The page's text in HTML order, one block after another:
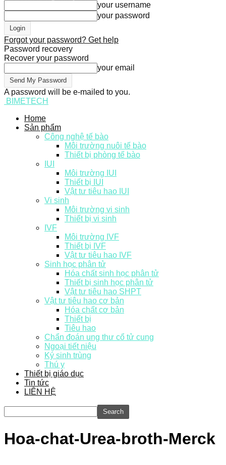
your username
your password
Forgot your password? Get help
Password recovery
Recover your password
your email
A password will be e-mailed to you.
BIMETECH
Home
Sản phẩm
Công nghệ tế bào
Môi trường nuôi tế bào
Thiết bị phòng tế bào
IUI
Môi trường IUI
Thiết bị IUI
Vật tư tiêu hao IUI
Vi sinh
Môi trường vi sinh
Thiết bị vi sinh
IVF
Môi trường IVF
Thiết bị IVF
Vật tư tiêu hao IVF
Sinh học phân tử
Hóa chất sinh học phân tử
Thiết bị sinh học phân tử
Vật tư tiêu hao SHPT
Vật tư tiêu hao cơ bản
Hóa chất cơ bản
Thiết bị
Tiêu hao
Chẩn đoán ung thư cổ tử cung
Ngoại tiết niệu
Ký sinh trùng
Thú y
Thiết bị giáo dục
Tin tức
LIÊN HỆ
Hoa-chat-Urea-broth-Merck